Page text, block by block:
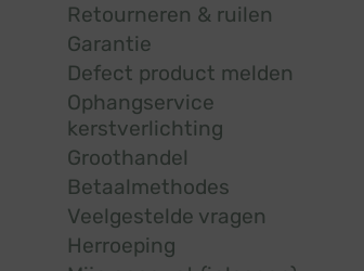
Retourneren & ruilen
Garantie
Defect product melden
Ophangservice
kerstverlichting
Groothandel
Betaalmethodes
Veelgestelde vragen
Herroeping